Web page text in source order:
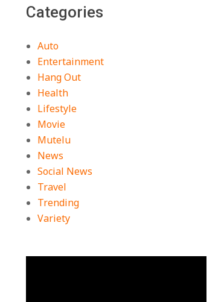
Categories
Auto
Entertainment
Hang Out
Health
Lifestyle
Movie
Mutelu
News
Social News
Travel
Trending
Variety